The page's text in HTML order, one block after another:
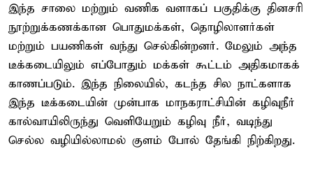
இந்த சாலை மற்றும் வணிக வளாகப் பகுதிக்கு தினசரி
நூற்றுக்கணக்கான பொதுமக்கள், தொழிலாளர்கள்
மற்றும் பயணிகள் வந்து செல்கின்றனர். மேலும் அந்த
டீக்கடையிலும் எப்போதும் மக்கள் கூட்டம் அதிகமாகக்
காணப்படும். இந்த நிலையில், கடந்த சில நாட்களாக
இந்த டீக்கடையின் முன்பாக மாநகராட்சியின் கழிவுநீர்
கால்வாயிலிருந்து வெளியேறும் கழிவு நீர், வடிந்து
செல்ல வழியில்லாமல் குளம் போல் தேங்கி நிற்கிறது.